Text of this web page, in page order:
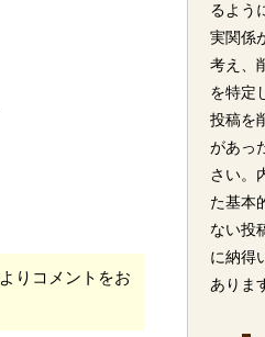
よりコメントをお
るよう
実関係
考え、
を特定
投稿を
があっ
さい。
た基本
ない投
に納得
ありま